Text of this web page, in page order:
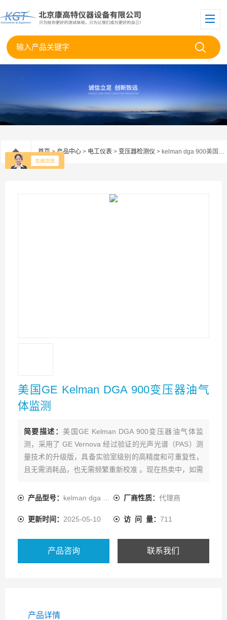
首页>产品中心 > 电工仪表 > 变压器检测仪 > kelman dga 900美国GE Kelman DGA 900变压器油气体监测
美国GE Kelman DGA 900变压器油气
体监测
简要描述：美国GE Kelman DGA 900变压器油气体监
测，采用了 GE Vernova 经过验证的光声光谱（PAS）测
量技术的升级版，具备实验室级别的高精度和可重复性，
且无需消耗品，也无需频繁重新校准 。现在热卖中，如需
产品型号： kelman dga 900 厂商性质： 代理商
更新时间： 2025-05-10 访 问 量： 711
产品咨询 联系我们
产品详情